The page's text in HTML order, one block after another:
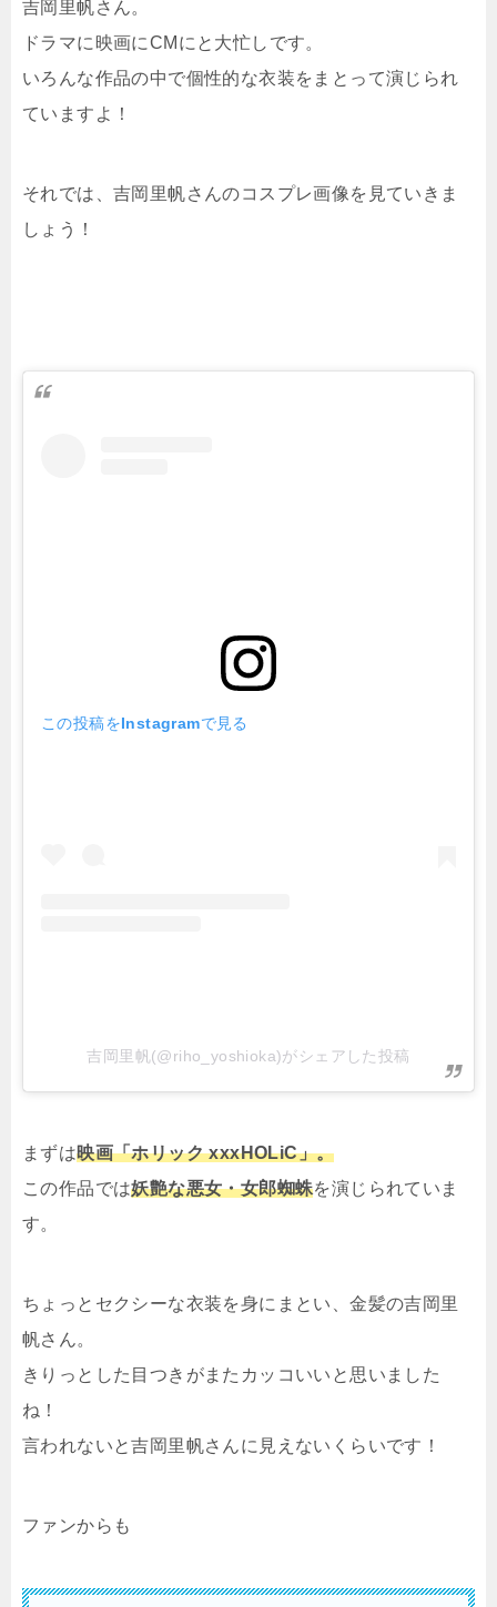
吉岡里帆さん。
ドラマに映画にCMにと大忙しです。
いろんな作品の中で個性的な衣装をまとって演じられ
ていますよ！
それでは、吉岡里帆さんのコスプレ画像を見ていきま
しょう！
この投稿をInstagramで見る
吉岡里帆(@riho_yoshioka)がシェアした投稿
まずは映画「ホリック xxxHOLiC」。
この作品では妖艶な悪女・女郎蜘蛛を演じられていま
す。
ちょっとセクシーな衣装を身にまとい、金髪の吉岡里
帆さん。
きりっとした目つきがまたカッコいいと思いました
ね！
言われないと吉岡里帆さんに見えないくらいです！
ファンからも